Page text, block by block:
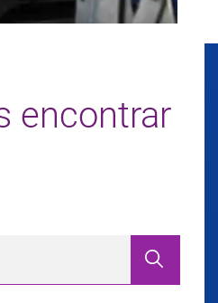
encontrar